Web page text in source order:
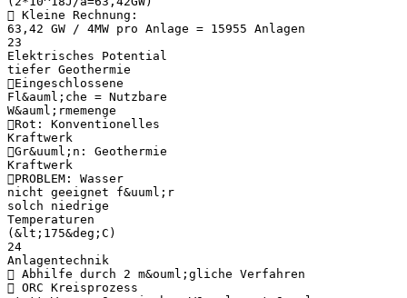
 Kleine Rechnung:
63,42 GW / 4MW pro Anlage = 15955 Anlagen
23
Elektrisches Potential
tiefer Geothermie
Eingeschlossene
Fl&auml;che = Nutzbare
W&auml;rmemenge
Rot: Konventionelles
Kraftwerk
Gr&uuml;n: Geothermie
Kraftwerk
PROBLEM: Wasser
nicht geeignet f&uuml;r
solch niedrige
Temperaturen
(&lt;175&deg;C)
24
Anlagentechnik
 Abhilfe durch 2 m&ouml;gliche Verfahren
 ORC Kreisprozess